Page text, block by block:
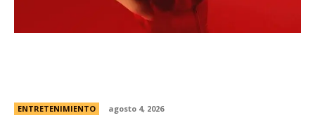
ENTRETENIMIENTO agosto 4, 2026